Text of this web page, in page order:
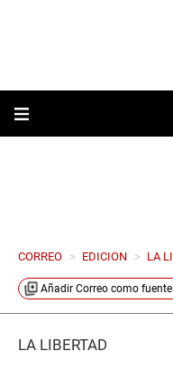
CORREO > EDICION > LA
Añadir Correo como
LA LIBERTAD